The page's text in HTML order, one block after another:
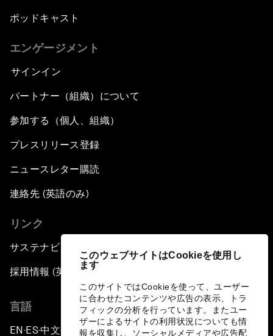
このウェブサイトはCookieを使用し
ます
このサイトではCookieを使って、ユーザー
に合わせたコンテンツや広告の表示、トラ
フィックの分析を行っています。またユー
ザーによるサイトの利用状況についても情
報を収集し、ソーシャルメディアや広告配
ポッドキャスト
エンゲージメント
サインイン
パートナー（組織）について
参加する（個人、組織）
プレスリリース登録
ニュースレター購読
連絡先 (英語のみ)
リンク
サステナビリティへの取り組み
採用情報 (英語のみ)
言語
EN ▪ES▪中文▪ 日本語